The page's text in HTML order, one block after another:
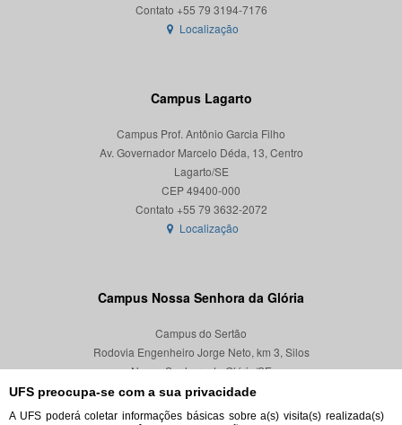
UFS preocupa-se com a sua privacidade
A UFS poderá coletar informações básicas sobre a(s) visita(s) realizada(s)
Localização
Campus Lagarto
Campus Prof. Antônio Garcia Filho
Av. Governador Marcelo Déda, 13, Centro
Lagarto/SE
CEP 49400-000
Localização
Campus Nossa Senhora da Glória
Campus do Sertão
Rodovia Engenheiro Jorge Neto, km 3, Silos
Nossa Senhora da Glória/SE
CEP 49680-000